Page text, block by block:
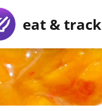
eat & track